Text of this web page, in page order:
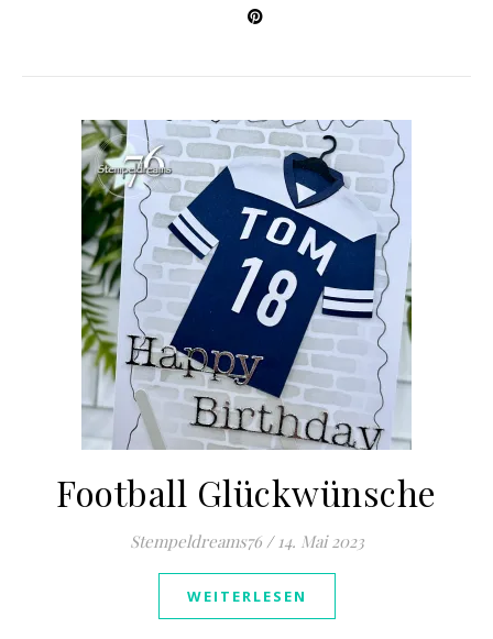
Football Glückwünsche
Stempeldreams76 / 14. Mai 2023
WEITERLESEN